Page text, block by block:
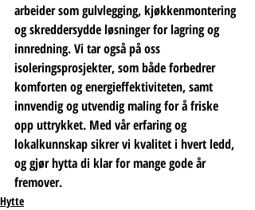
arbeider som gulvlegging, kjøkkenmontering
og skreddersydde løsninger for lagring og
innredning. Vi tar også på oss
isoleringsprosjekter, som både forbedrer
komforten og energieffektiviteten, samt
innvendig og utvendig maling for å friske
opp uttrykket. Med vår erfaring og
lokalkunnskap sikrer vi kvalitet i hvert ledd,
og gjør hytta di klar for mange gode år
fremover.
Hytte